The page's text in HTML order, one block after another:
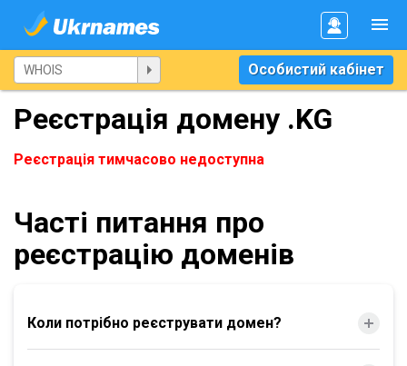
Особистий кабінет
Реєстрація домену .KG
Реєстрація тимчасово недоступна
Часті питання про
реєстрацію доменів
Коли потрібно реєструвати домен?